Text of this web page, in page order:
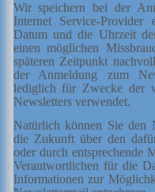
Wir speichern bei der
Internet Service-Provider
Datum und die Uhrzeit
einen möglichen
späteren Zeitpunkt
der Anmeldung zum
lediglich für Zwecke der
Newsletters verwendet.
Natürlich können Sie den
die Zukunft über den
oder durch entsprechende
Verantwortlichen für die
Informationen zur